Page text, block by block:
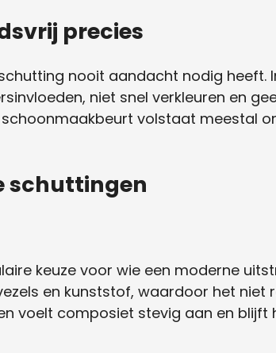
precies
nooit aandacht nodig heeft.
niet snel verkleuren en
schoonmaakbeurt volstaat meestal
schuttingen
keuze voor wie een moderne
en kunststof, waardoor het niet
voelt composiet stevig aan en blijft